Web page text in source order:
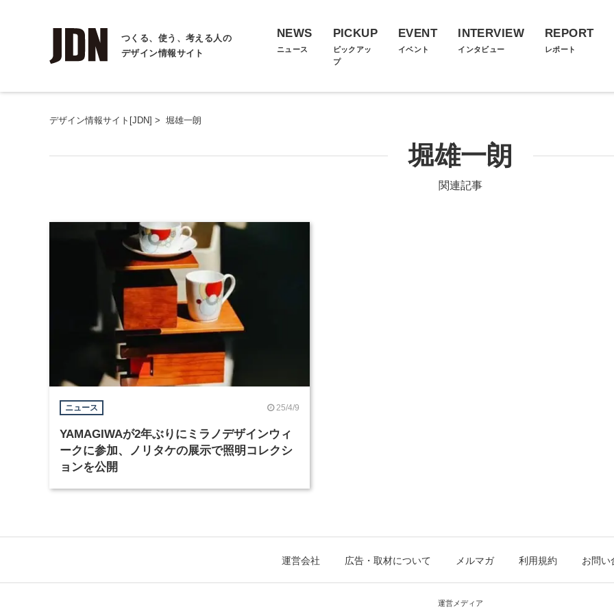
つくる、使う、考える人の
デザイン情報サイト
NEWS
ニュース
PICKUP
ピックアッ
プ
EVENT
イベント
INTERVIEW
インタビュー
REPORT
レポート
デザイン情報サイト[JDN] > 堀雄一朗
堀雄一朗
関連記事
ニュース 25/4/9
YAMAGIWAが2年ぶりにミラノデザインウィ
ークに参加、ノリタケの展示で照明コレクシ
ョンを公開
運営会社 広告・取材について メルマガ 利用規約 お問い
運営メディア